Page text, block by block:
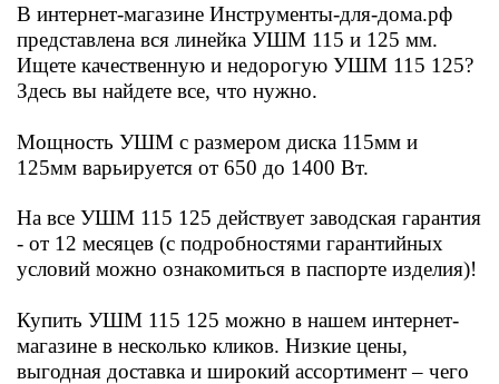
В интернет-магазине Инструменты-для-дома.рф
представлена вся линейка УШМ 115 и 125 мм.
Ищете качественную и недорогую УШМ 115 125?
Здесь вы найдете все, что нужно.
Мощность УШМ с размером диска 115мм и
125мм варьируется от 650 до 1400 Вт.
На все УШМ 115 125 действует заводская гарантия
- от 12 месяцев (с подробностями гарантийных
условий можно ознакомиться в паспорте изделия)!
Купить УШМ 115 125 можно в нашем интернет-
магазине в несколько кликов. Низкие цены,
выгодная доставка и широкий ассортимент – чего